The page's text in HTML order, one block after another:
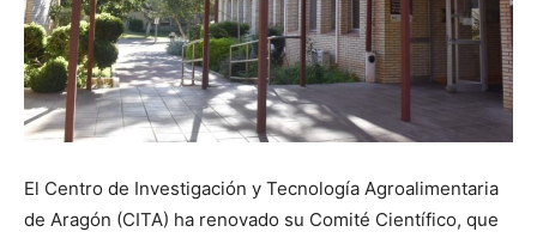
El Centro de Investigación y Tecnología Agroalimentaria
de Aragón (CITA) ha renovado su Comité Científico, que